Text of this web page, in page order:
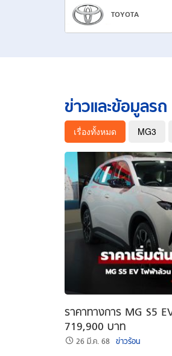
ข่าวกีฬา
ข่าวเศรษฐกิจ
ดาวน์โหลดสนุกแอปฟรี
สงวนลิขสิทธิ์ © บริษัท อิมเมจ
TOYOTA
ข่าวและข้อมูลร
เรื่องทั้งหมด MG3
ราคาทางการ MG S5
719,900 บาท
26 มี.ค. 68 ข่าวร้อน